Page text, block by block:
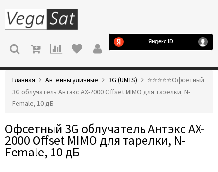
МЕНЮ
Главная Антенны уличные 3G (UMTS)
⭐️⭐️⭐️⭐️⭐️Офсетный
3G облучатель Антэкс AX-2000 Offset MIMO для тарелки, N-
Female, 10 дБ
Офсетный 3G облучатель Антэкс AX-
2000 Offset MIMO для тарелки, N-
Female, 10 дБ